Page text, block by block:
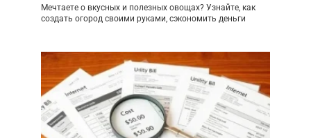
Мечтаете о вкусных и полезных овощах? Узнайте, как
создать огород своими руками, сэкономить деньги